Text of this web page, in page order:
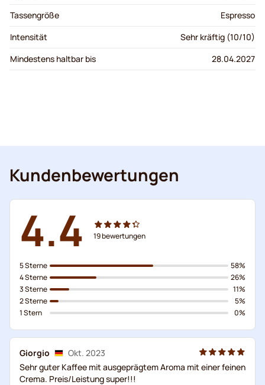
Tassengröße
Espresso
Intensität
Sehr kräftig (10/10)
Mindestens haltbar bis
28.04.2027
Kundenbewertungen
4.4 19bewertungen
5 Sterne
4 Sterne
3 Sterne
2 Sterne
1 Stern
58%
26%
11%
5%
0%
Giorgio
Okt. 2023
Sehr guter Kaffee mit ausgeprägtem Aroma mit einer feinen
Crema. Preis/Leistung super!!!